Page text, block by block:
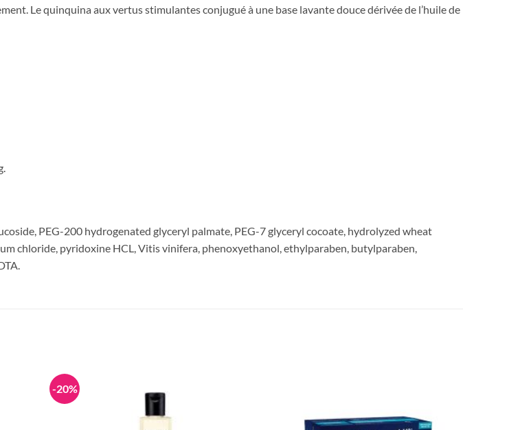
Le quinquina aux vertus stimulantes conjugué à une base lavante douce dérivée de l’huile de
PEG-200 hydrogenated glyceryl palmate, PEG-7 glyceryl cocoate, hydrolyzed wheat
chloride, pyridoxine HCL, Vitis vinifera, phenoxyethanol, ethylparaben, butylparaben,
-20%